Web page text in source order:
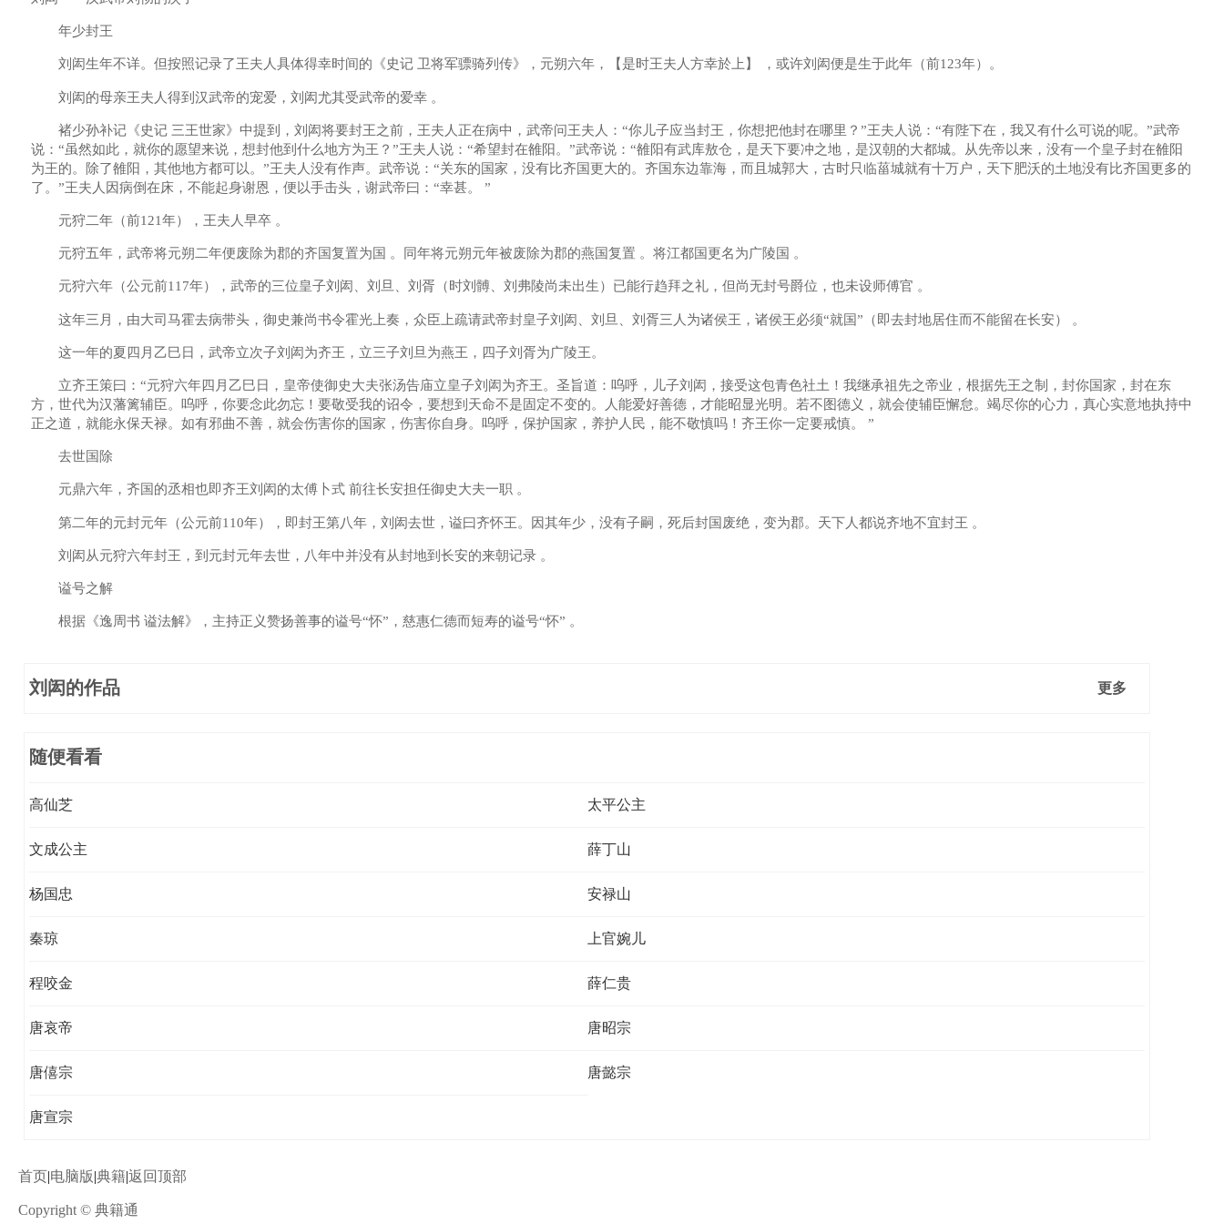
年少封王
刘闳生年不详。但按照记录了王夫人具体得幸时间的《史记 卫将军骠骑列传》，元朔六年，【是时王夫人方幸於上】 ，或许刘闳便是生于此年（前123年）。
刘闳的母亲王夫人得到汉武帝的宠爱，刘闳尤其受武帝的爱幸 。
褚少孙补记《史记 三王世家》中提到，刘闳将要封王之前，王夫人正在病中，武帝问王夫人：“你儿子应当封王，你想把他封在哪里？”王夫人说：“有陛下在，我又有什么可说的呢。”武帝
说：“虽然如此，就你的愿望来说，想封他到什么地方为王？”王夫人说：“希望封在雒阳。”武帝说：“雒阳有武库敖仓，是天下要冲之地，是汉朝的大都城。从先帝以来，没有一个皇子封在雒阳
为王的。除了雒阳，其他地方都可以。”王夫人没有作声。武帝说：“关东的国家，没有比齐国更大的。齐国东边靠海，而且城郭大，古时只临菑城就有十万户，天下肥沃的土地没有比齐国更多的
了。”王夫人因病倒在床，不能起身谢恩，便以手击头，谢武帝曰：“幸甚。 ”
元狩二年（前121年），王夫人早卒 。
元狩五年，武帝将元朔二年便废除为郡的齐国复置为国 。同年将元朔元年被废除为郡的燕国复置 。将江都国更名为广陵国 。
元狩六年（公元前117年），武帝的三位皇子刘闳、刘旦、刘胥（时刘髆、刘弗陵尚未出生）已能行趋拜之礼，但尚无封号爵位，也未设师傅官 。
这年三月，由大司马霍去病带头，御史兼尚书令霍光上奏，众臣上疏请武帝封皇子刘闳、刘旦、刘胥三人为诸侯王，诸侯王必须“就国”（即去封地居住而不能留在长安） 。
这一年的夏四月乙巳日，武帝立次子刘闳为齐王，立三子刘旦为燕王，四子刘胥为广陵王。
立齐王策曰：“元狩六年四月乙巳日，皇帝使御史大夫张汤告庙立皇子刘闳为齐王。圣旨道：呜呼，儿子刘闳，接受这包青色社土！我继承祖先之帝业，根据先王之制，封你国家，封在东
方，世代为汉藩篱辅臣。呜呼，你要念此勿忘！要敬受我的诏令，要想到天命不是固定不变的。人能爱好善德，才能昭显光明。若不图德义，就会使辅臣懈怠。竭尽你的心力，真心实意地执持中
正之道，就能永保天禄。如有邪曲不善，就会伤害你的国家，伤害你自身。呜呼，保护国家，养护人民，能不敬慎吗！齐王你一定要戒慎。 ”
去世国除
元鼎六年，齐国的丞相也即齐王刘闳的太傅卜式 前往长安担任御史大夫一职 。
第二年的元封元年（公元前110年），即封王第八年，刘闳去世，谥曰齐怀王。因其年少，没有子嗣，死后封国废绝，变为郡。天下人都说齐地不宜封王 。
刘闳从元狩六年封王，到元封元年去世，八年中并没有从封地到长安的来朝记录 。
谥号之解
根据《逸周书 谥法解》，主持正义赞扬善事的谥号“怀”，慈惠仁德而短寿的谥号“怀” 。
刘闳的作品 更多
随便看看
高仙芝 太平公主
文成公主 薛丁山
杨国忠 安禄山
秦琼 上官婉儿
程咬金 薛仁贵
唐哀帝 唐昭宗
唐僖宗 唐懿宗
唐宣宗
首页|电脑版|典籍|返回顶部
Copyright © 典籍通